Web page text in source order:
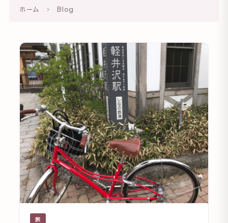
ホーム > Blog
旅